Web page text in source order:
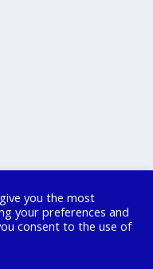
Buxtehude
you the most
your preferences and
consent to the use of